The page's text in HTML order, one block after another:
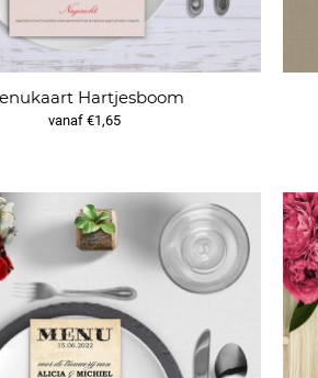
Hartjesboom
vanaf €1,65